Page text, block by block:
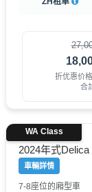
折优惠价
合
2024年式
車輛詳情
WA Class
7-8座位的廂型車